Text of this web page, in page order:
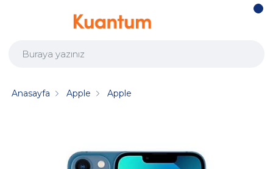
Anasayfa Apple Apple